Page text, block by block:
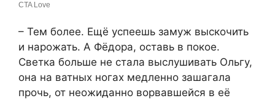
– Тем более. Ещё успеешь замуж выскочить
и нарожать. А Фёдора, оставь в покое.
Светка больше не стала выслушивать Ольгу,
она на ватных ногах медленно зашагала
прочь, от неожиданно ворвавшейся в её